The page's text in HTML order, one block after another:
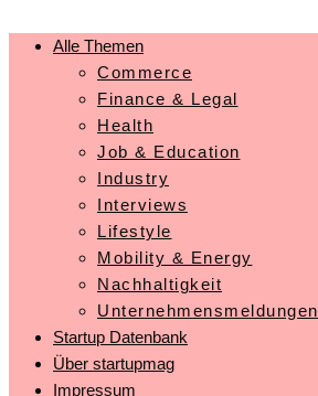
Alle Themen
Commerce
Finance & Legal
Health
Job & Education
Industry
Interviews
Lifestyle
Mobility & Energy
Nachhaltigkeit
Unternehmensmeldungen
Startup Datenbank
Über startupmag
Impressum